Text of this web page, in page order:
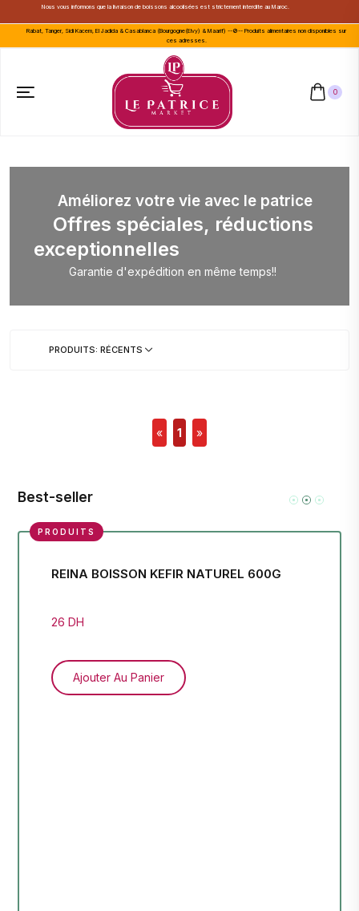
Nous vous informons que la livraison de boissons alcoolisées est strictement interdite au Maroc.
Rabat, Tanger, Sidi Kacem, El Jadida & Casablanca (Bourgogne(Elvy) & Maarif) --🚫-- Produits alimentaires non disponibles sur
ces adresses.
0
Améliorez votre vie avec le patrice
Offres spéciales, réductions
exceptionnelles
Garantie d'expédition en même temps!!
PRODUITS: RÉCENTS
« 1 »
Best-seller
PRODUITS
REINA BOISSON KEFIR NATUREL 600G
26 DH
Ajouter Au Panier